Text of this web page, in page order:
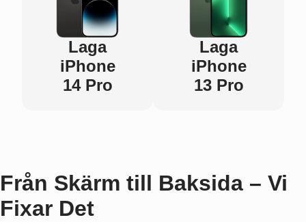
Laga
iPhone
14 Pro
Laga
iPhone
13 Pro
Från Skärm till Baksida – Vi
Fixar Det